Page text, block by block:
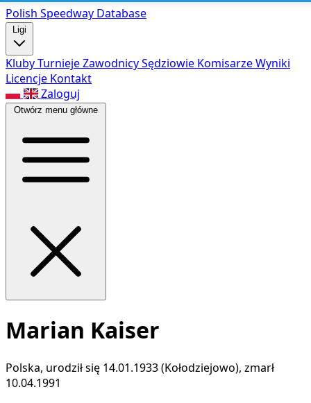
Polish Speedway Database
Ligi
KlubyTurniejeZawodnicySędziowie KomisarzeWyniki
Licencje Kontakt
Zaloguj
Otwórz menu główne
Marian Kaiser
Polska, urodził się 14.01.1933 (Kołodziejowo), zmarł
10.04.1991